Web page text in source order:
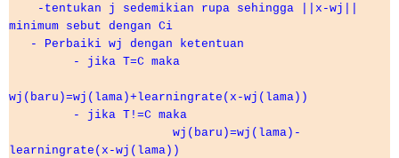
-tentukan j sedemikian rupa sehingga ||x-wj||
minimum sebut dengan Ci
- Perbaiki wj dengan ketentuan
- jika T=C maka
wj(baru)=wj(lama)+learningrate(x-wj(lama))
- jika T!=C maka
wj(baru)=wj(lama)-
learningrate(x-wj(lama))